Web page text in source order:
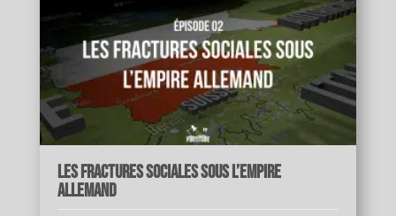
Les fractures sociales sous l’Empire
allemand